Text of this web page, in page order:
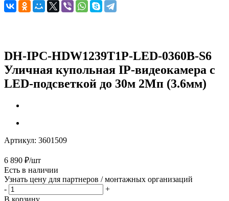
DH-IPC-HDW1239T1P-LED-0360B-S6
Уличная купольная IP-видеокамера с
LED-подсветкой до 30м 2Мп (3.6мм)
Артикул: 3601509
6 890 ₽/шт
Есть в наличии
Узнать цену для партнеров / монтажных организаций
-
+
В корзину